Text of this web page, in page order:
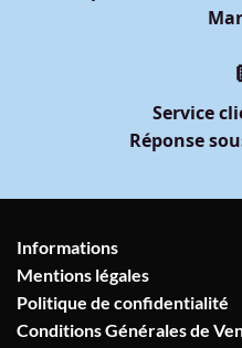
Service
Réponse
Informations
Mentions légales
Politique de confidentialité
Conditions Générales de